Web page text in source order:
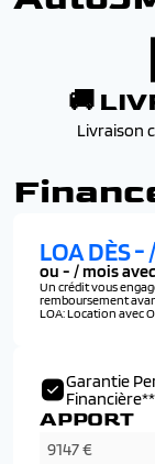
🚚
Livraison
Garantie
Financière**
APPORT
LOA DÈS-
ou - / mois
Un crédit vous
remboursement
LOA: Location avec